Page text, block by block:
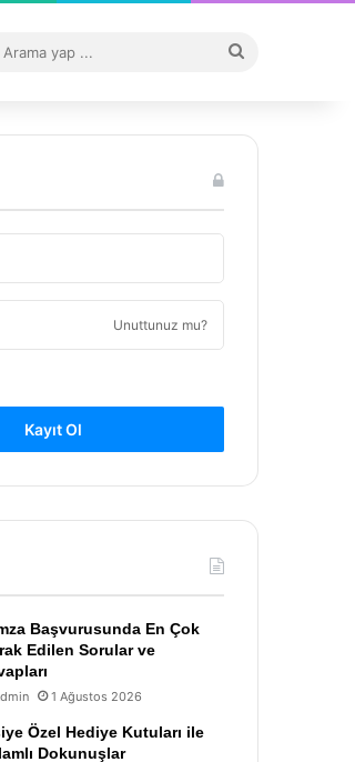
...
Unuttunuz mu?
Kayıt Ol
Başvurusunda En Çok
Edilen Sorular ve
1 Ağustos 2026
Özel Hediye Kutuları ile
Dokunuşlar